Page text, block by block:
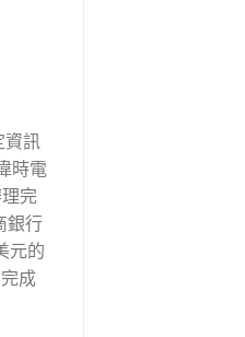
訊
時電
完
銀行
元的
成